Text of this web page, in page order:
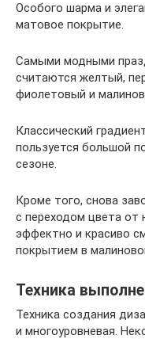
Особого шарма и
матовое покрытие.
Самыми модными
считаются желтый,
фиолетовый и
Классический
пользуется большой
сезоне.
Кроме того, снова
с переходом цвета от
эффектно и красиво
покрытием в
Техника
Техника создания
и многоуровневая.